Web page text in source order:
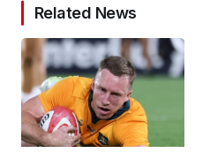
Related News